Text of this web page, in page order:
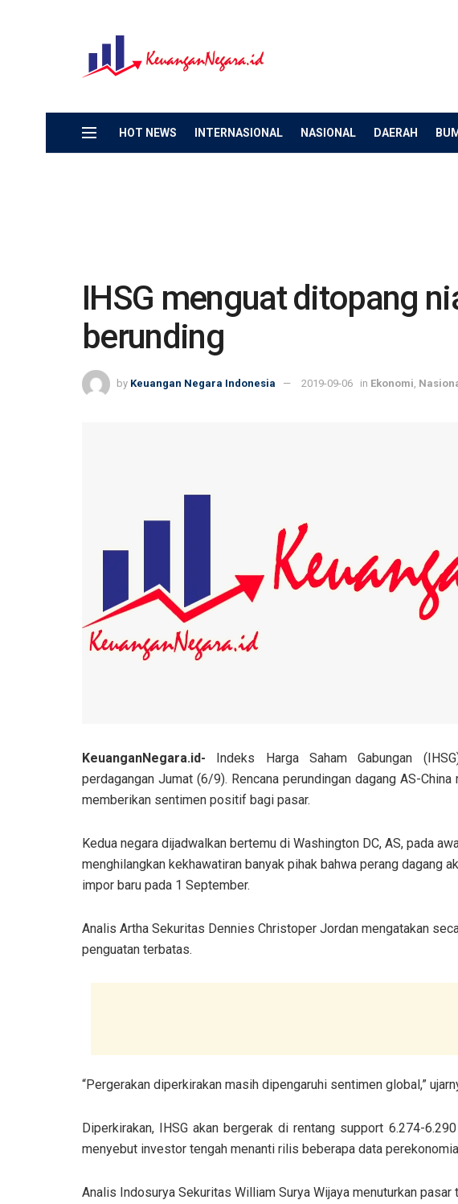
HOT NEWS INTERNASIONAL NASIONAL DAERAH
IHSG menguat ditopang
berunding
by Keuangan Negara Indonesia 2019-09-06 in Ekonomi
KeuanganNegara.id- Indeks Harga Saham Gabungan
perdagangan Jumat (6/9). Rencana perundingan dagang AS-
memberikan sentimen positif bagi pasar.
Kedua negara dijadwalkan bertemu di Washington DC, AS, pada
menghilangkan kekhawatiran banyak pihak bahwa perang dagang
impor baru pada 1 September.
Analis Artha Sekuritas Dennies Christoper Jordan mengatakan
penguatan terbatas.
“Pergerakan diperkirakan masih dipengaruhi sentimen global,”
Diperkirakan, IHSG akan bergerak di rentang support 6.274-
menyebut investor tengah menanti rilis beberapa data
Analis Indosurya Sekuritas William Surya Wijaya menuturkan